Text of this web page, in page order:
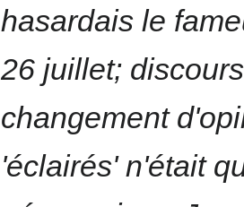
hasardais le
26 juillet;
changement
'éclairés' n'était